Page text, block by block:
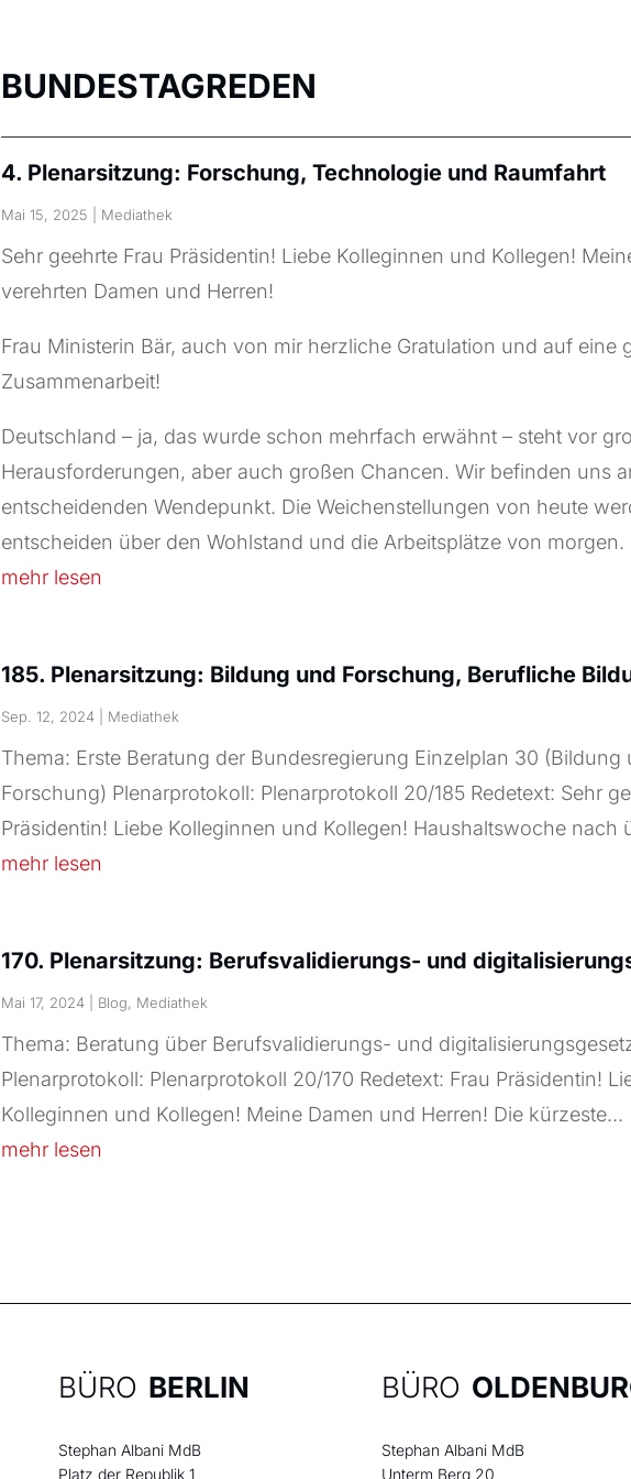
BUNDESTAGREDEN
4. Plenarsitzung: Forschung, Technologie und Raumfahrt
Mai 15, 2025 Mediathek
Sehr geehrte Frau Präsidentin! Liebe Kolleginnen und Kollegen!
verehrten Damen und Herren!
Frau Ministerin Bär, auch von mir herzliche Gratulation und auf eine
Zusammenarbeit!
Deutschland – ja, das wurde schon mehrfach erwähnt – steht vor
Herausforderungen, aber auch großen Chancen. Wir befinden uns
entscheidenden Wendepunkt. Die Weichenstellungen von heute
entscheiden über den Wohlstand und die Arbeitsplätze von morgen.
mehr lesen
185. Plenarsitzung: Bildung und Forschung, Berufliche
Sep. 12, 2024 Mediathek
Thema: Erste Beratung der Bundesregierung Einzelplan 30 (Bildung
Forschung) Plenarprotokoll: Plenarprotokoll 20/185 Redetext: Sehr
Präsidentin! Liebe Kolleginnen und Kollegen! Haushaltswoche nach
mehr lesen
170. Plenarsitzung: Berufsvalidierungs- und
Mai 17, 2024 Blog, Mediathek
Thema: Beratung über Berufsvalidierungs- und
Plenarprotokoll: Plenarprotokoll 20/170 Redetext: Frau Präsidentin!
Kolleginnen und Kollegen! Meine Damen und Herren! Die kürzeste...
mehr lesen
BÜRO BERLIN
Stephan Albani MdB
Platz der Republik 1
BÜRO
Stephan Albani MdB
Unterm Berg 20